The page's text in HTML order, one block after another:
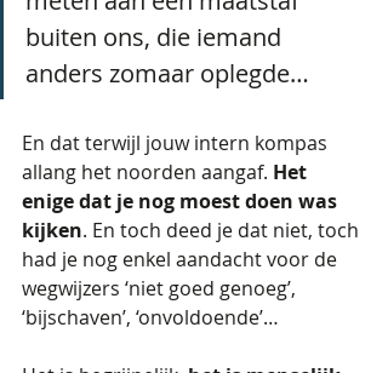
buiten ons, die iemand
anders zomaar oplegde…
En dat terwijl jouw intern kompas
allang het noorden aangaf. Het
enige dat je nog moest doen was
kijken. En toch deed je dat niet, toch
had je nog enkel aandacht voor de
wegwijzers ‘niet goed genoeg’,
‘bijschaven’, ‘onvoldoende’…